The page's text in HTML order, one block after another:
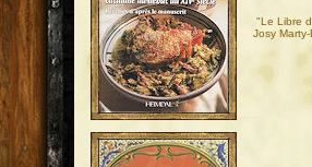
"Le Libre
Josy